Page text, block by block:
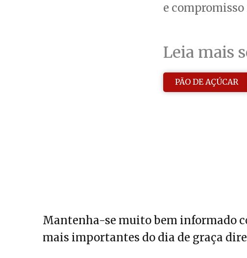
e
Leia mais
PÃO DE AÇÚCAR
Mantenha-se muito bem informado
mais importantes do dia de graça